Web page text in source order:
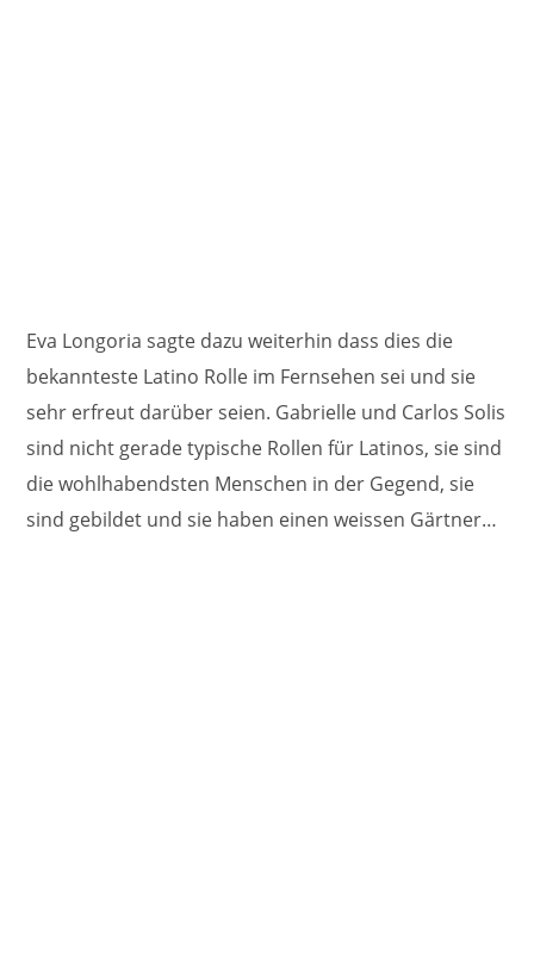
Eva Longoria sagte dazu weiterhin dass dies die
bekannteste Latino Rolle im Fernsehen sei und sie
sehr erfreut darüber seien. Gabrielle und Carlos Solis
sind nicht gerade typische Rollen für Latinos, sie sind
die wohlhabendsten Menschen in der Gegend, sie
sind gebildet und sie haben einen weissen Gärtner…